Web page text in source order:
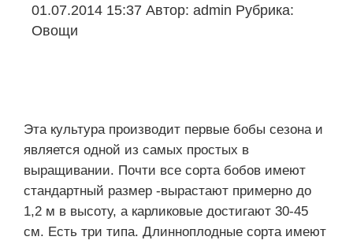
01.07.2014 15:37 Автор: admin Рубрика:
Овощи
Эта культура производит первые бобы сезона и
является одной из самых простых в
выращивании. Почти все сорта бобов имеют
стандартный размер -вырастают примерно до
1,2 м в высоту, а карликовые достигают 30-45
см. Есть три типа. Длинноплодные сорта имеют